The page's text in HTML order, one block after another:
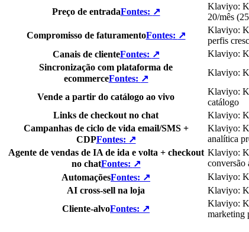
Preço de entradaFontes: ↗
Klaviyo:
20/mês
Compromisso de faturamentoFontes: ↗
Klaviyo:
perfis
Canais de clienteFontes: ↗ Klaviyo:
Sincronização com plataforma de
ecommerceFontes: ↗
Klaviyo:
Vende a partir do catálogo ao vivo
Klaviyo:
catálogo
Links de checkout no chat
Klaviyo:
Campanhas de ciclo de vida email/SMS +
CDPFontes: ↗
Klaviyo:
analítica
Agente de vendas de IA de ida e volta + checkout
no chatFontes: ↗
Klaviyo:
conversão
AutomaçõesFontes: ↗ Klaviyo:
AI cross-sell na loja
Klaviyo:
Cliente-alvoFontes: ↗
Klaviyo:
marketing